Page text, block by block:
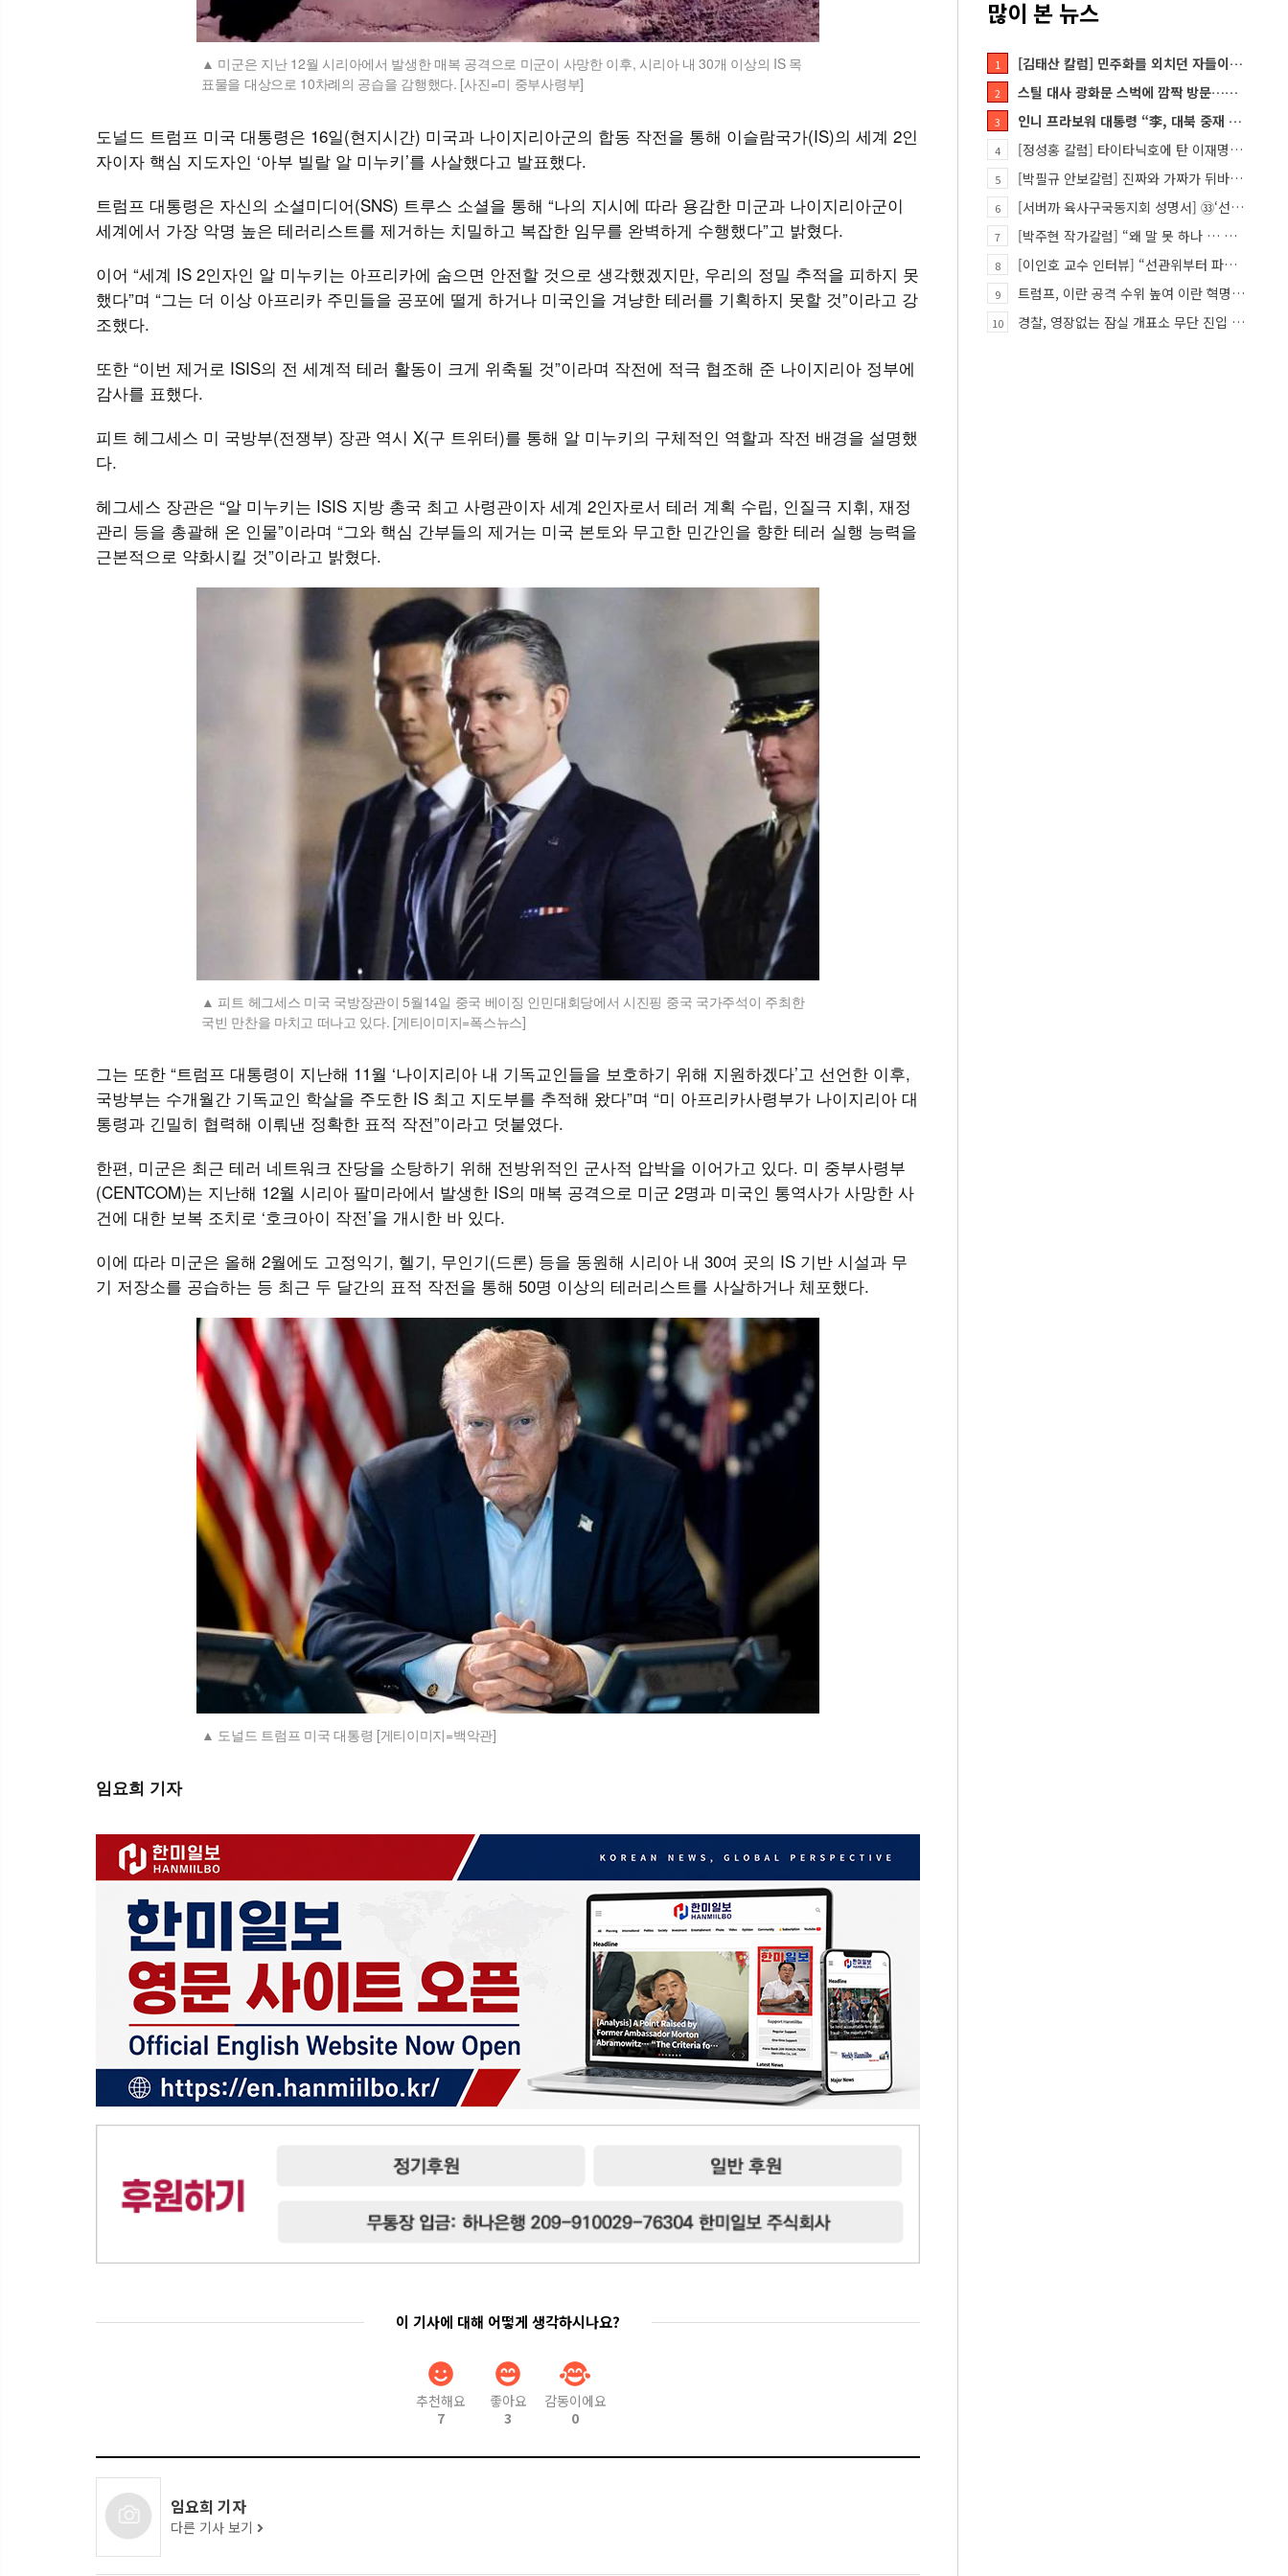
미군은 지난 12월 시리아에서 발생한 매복 공격으로 미군이 사망한 이후, 시리아 내 30개 이상의 IS 목
표물을 대상으로 10차례의 공습을 감행했다. [사진=미 중부사령부]
도널드 트럼프 미국 대통령은 16일(현지시간) 미국과 나이지리아군의 합동 작전을 통해 이슬람국가(IS)의 세계 2인
자이자 핵심 지도자인 ‘아부 빌랄 알 미누키’를 사살했다고 발표했다.
트럼프 대통령은 자신의 소셜미디어(SNS) 트루스 소셜을 통해 “나의 지시에 따라 용감한 미군과 나이지리아군이
세계에서 가장 악명 높은 테러리스트를 제거하는 치밀하고 복잡한 임무를 완벽하게 수행했다”고 밝혔다.
이어 “세계 IS 2인자인 알 미누키는 아프리카에 숨으면 안전할 것으로 생각했겠지만, 우리의 정밀 추적을 피하지 못
했다”며 “그는 더 이상 아프리카 주민들을 공포에 떨게 하거나 미국인을 겨냥한 테러를 기획하지 못할 것”이라고 강
조했다.
또한 “이번 제거로 ISIS의 전 세계적 테러 활동이 크게 위축될 것”이라며 작전에 적극 협조해 준 나이지리아 정부에
감사를 표했다.
피트 헤그세스 미 국방부(전쟁부) 장관 역시 X(구 트위터)를 통해 알 미누키의 구체적인 역할과 작전 배경을 설명했
다.
헤그세스 장관은 “알 미누키는 ISIS 지방 총국 최고 사령관이자 세계 2인자로서 테러 계획 수립, 인질극 지휘, 재정
관리 등을 총괄해 온 인물”이라며 “그와 핵심 간부들의 제거는 미국 본토와 무고한 민간인을 향한 테러 실행 능력을
근본적으로 약화시킬 것”이라고 밝혔다.
피트 헤그세스 미국 국방장관이 5월14일 중국 베이징 인민대회당에서 시진핑 중국 국가주석이 주최한
국빈 만찬을 마치고 떠나고 있다. [게티이미지=폭스뉴스]
그는 또한 “트럼프 대통령이 지난해 11월 ‘나이지리아 내 기독교인들을 보호하기 위해 지원하겠다’고 선언한 이후,
국방부는 수개월간 기독교인 학살을 주도한 IS 최고 지도부를 추적해 왔다”며 “미 아프리카사령부가 나이지리아 대
통령과 긴밀히 협력해 이뤄낸 정확한 표적 작전”이라고 덧붙였다.
한편, 미군은 최근 테러 네트워크 잔당을 소탕하기 위해 전방위적인 군사적 압박을 이어가고 있다. 미 중부사령부
(CENTCOM)는 지난해 12월 시리아 팔미라에서 발생한 IS의 매복 공격으로 미군 2명과 미국인 통역사가 사망한 사
건에 대한 보복 조치로 ‘호크아이 작전’을 개시한 바 있다.
이에 따라 미군은 올해 2월에도 고정익기, 헬기, 무인기(드론) 등을 동원해 시리아 내 30여 곳의 IS 기반 시설과 무
기 저장소를 공습하는 등 최근 두 달간의 표적 작전을 통해 50명 이상의 테러리스트를 사살하거나 체포했다.
도널드 트럼프 미국 대통령 [게티이미지=백악관]
임요희 기자
이 기사에 대해 어떻게 생각하시나요?
추천해요
7
좋아요
3
감동이에요
0
임요희 기자
다른 기사 보기
많이 본 뉴스
1 [김태산 칼럼] 민주화를 외치던 자들이 대한민국의 적이고 간첩이었다
2 스틸 대사 광화문 스벅에 깜짝 방문…메시지?
3 인니 프라보워 대통령 “李, 대북 중재 요청했다”
4 [정성홍 칼럼] 타이타닉호에 탄 이재명 정권
5 [박필규 안보칼럼] 진짜와 가짜가 뒤바뀐 혼돈의 시대, 안보 파탄은 막아야
6 [서버까 육사구국동지회 성명서] ㉝‘선관위 특검’은 ‘부정선거 특검’으로 명명하고 박주현 변호사를 ‘특검…
7 [박주현 작가칼럼] “왜 말 못 하나 … 경기도 재정 파탄의 진짜 원인을”
8 [이인호 교수 인터뷰] “선관위부터 파고들어야…책임자 직접 고발하라”
9 트럼프, 이란 공격 수위 높여 이란 혁명 가능성 열어
10 경찰, 영장없는 잠실 개표소 무단 진입 홀로 막은 ‘올다르크’ 불구속 송치